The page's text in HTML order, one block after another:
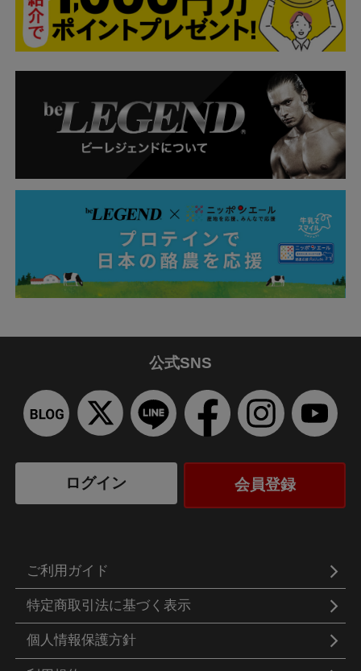
公式SNS
ログイン 会員登録
ご利用ガイド
特定商取引法に基づく表示
個人情報保護方針